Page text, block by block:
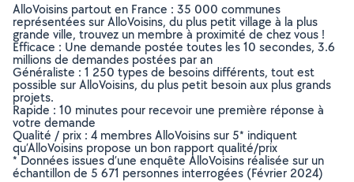
AlloVoisins partout en France : 35 000 communes
représentées sur AlloVoisins, du plus petit village à la plus
grande ville, trouvez un membre à proximité de chez vous !
Efficace : Une demande postée toutes les 10 secondes, 3.6
millions de demandes postées par an
Généraliste : 1 250 types de besoins différents, tout est
possible sur AlloVoisins, du plus petit besoin aux plus grands
projets.
Rapide : 10 minutes pour recevoir une première réponse à
votre demande
Qualité / prix : 4 membres AlloVoisins sur 5* indiquent
qu’AlloVoisins propose un bon rapport qualité/prix
* Données issues d’une enquête AlloVoisins réalisée sur un
échantillon de 5 671 personnes interrogées (Février 2024)